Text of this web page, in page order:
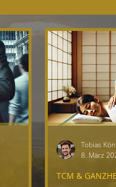
TCM &
Tobias
8. März